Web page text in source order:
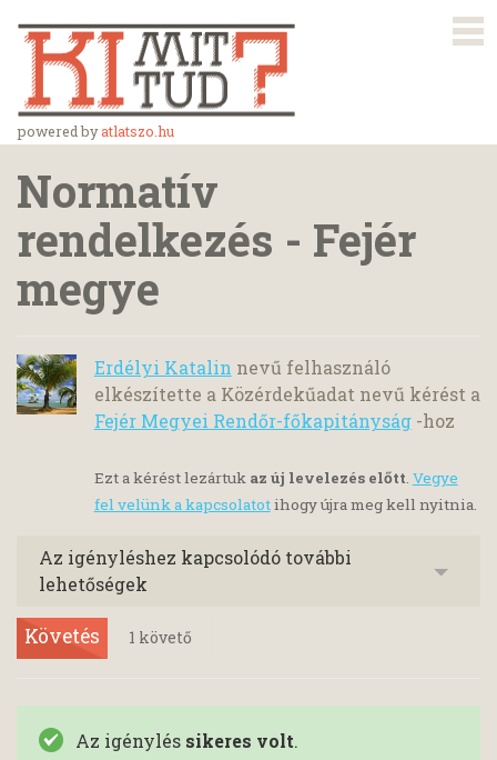
powered byatlatszo.hu
Normatív
rendelkezés - Fejér
megye
Erdélyi Katalin nevű felhasználó
elkészítette a Közérdekűadat nevű kérést a
Fejér Megyei Rendőr-főkapitányság-hoz
Ezt a kérést lezártuk az új levelezés előtt. Vegye
fel velünk a kapcsolatotihogy újra meg kell nyitnia.
Az igényléshez kapcsolódó további
lehetőségek
Követés 1 követő
Az igénylés sikeres volt.